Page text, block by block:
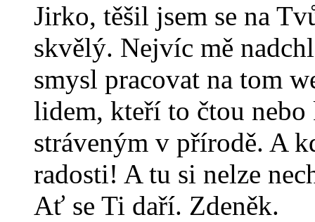
Jirko, těšil jsem se na
skvělý. Nejvíc mě
smysl pracovat na tom
lidem, kteří to čtou
stráveným v přírodě. A
radosti! A tu si nelze
Ať se Ti daří. Zdeněk.